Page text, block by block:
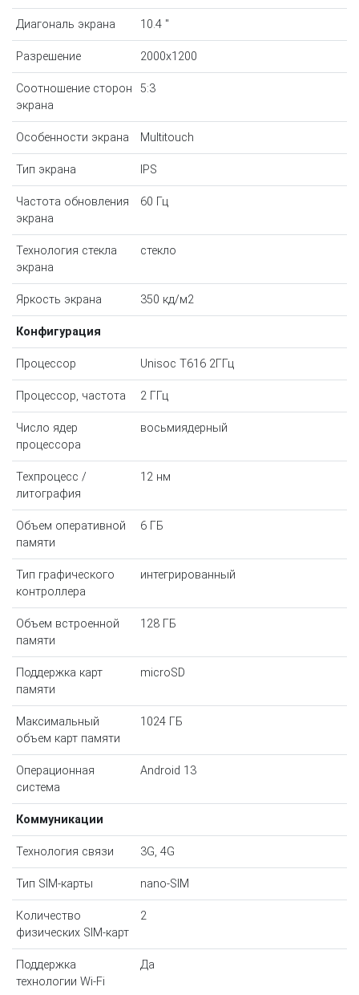
Диагональ экрана 10.4 "
Разрешение 2000x1200
Соотношение сторон
экрана
5:3
Особенности экрана Multitouch
Тип экрана IPS
Частота обновления
экрана
60 Гц
Технология стекла
экрана
стекло
Яркость экрана 350 кд/м2
Конфигурация
Процессор Unisoc T616 2ГГц
Процессор, частота 2 ГГц
Число ядер
процессора
восьмиядерный
Техпроцесс /
литография
12 нм
Объем оперативной
памяти
6 ГБ
Тип графического
контроллера
интегрированный
Объем встроенной
памяти
128 ГБ
Поддержка карт
памяти
microSD
Максимальный
объем карт памяти
1024 ГБ
Операционная
система
Android 13
Коммуникации
Технология связи 3G, 4G
Тип SIM-карты nano-SIM
Количество
физических SIM-карт
2
Поддержка
технологии Wi-Fi
Да